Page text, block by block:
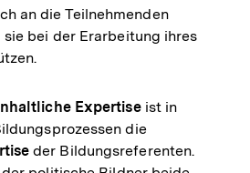
an die Teilnehmenden
bei der Erarbeitung ihres
Expertiseist in
die
der Bildungsreferenten.